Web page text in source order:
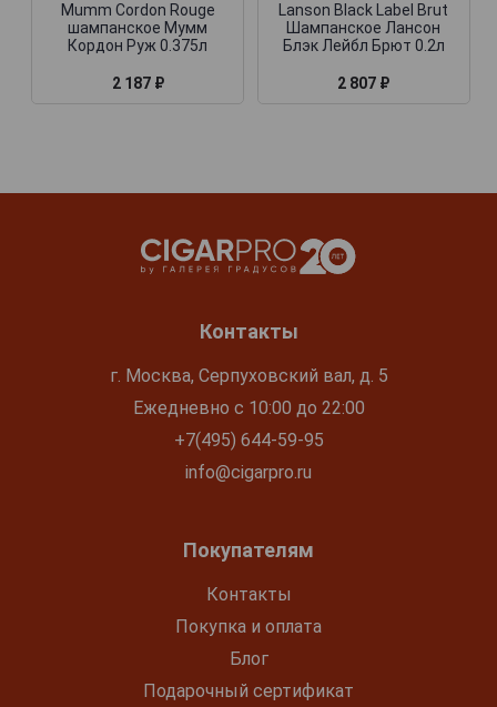
Mumm Cordon Rouge
шампанское Мумм
Кордон Руж 0.375л
2 187 ₽
Lanson Black Label Brut
Шампанское Лансон
Блэк Лейбл Брют 0.2л
2 807 ₽
Контакты
г. Москва, Серпуховский вал, д. 5
Ежедневно с 10:00 до 22:00
+7(495) 644-59-95
info@cigarpro.ru
Покупателям
Контакты
Покупка и оплата
Блог
Подарочный сертификат